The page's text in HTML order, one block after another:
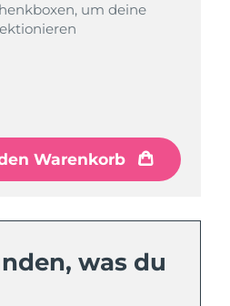
um deine
Warenkorb
um deine
Warenkorb
was du